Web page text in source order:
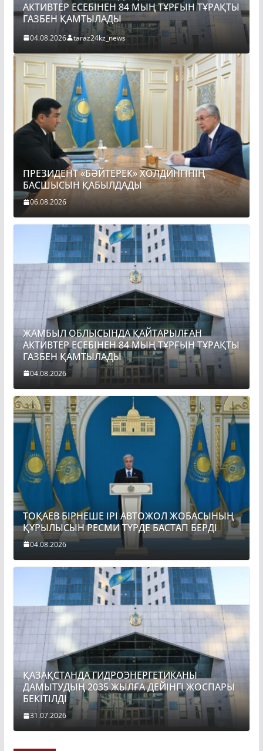
АКТИВТЕР ЕСЕБІНЕН 84 МЫҢ ТҰРҒЫН ТҰРАҚТЫ
ГАЗБЕН ҚАМТЫЛАДЫ
04.08.2026 taraz24kz_news
ПРЕЗИДЕНТ «БӘЙТЕРЕК» ХОЛДИНГІНІҢ
БАСШЫСЫН ҚАБЫЛДАДЫ
06.08.2026
ЖАМБЫЛ ОБЛЫСЫНДА ҚАЙТАРЫЛҒАН
АКТИВТЕР ЕСЕБІНЕН 84 МЫҢ ТҰРҒЫН ТҰРАҚТЫ
ГАЗБЕН ҚАМТЫЛАДЫ
04.08.2026
ТОҚАЕВ БІРНЕШЕ ІРІ АВТОЖОЛ ЖОБАСЫНЫҢ
ҚҰРЫЛЫСЫН РЕСМИ ТҮРДЕ БАСТАП БЕРДІ
04.08.2026
ҚАЗАҚСТАНДА ГИДРОЭНЕРГЕТИКАНЫ
ДАМЫТУДЫҢ 2035 ЖЫЛҒА ДЕЙІНГІ ЖОСПАРЫ
БЕКІТІЛДІ
31.07.2026